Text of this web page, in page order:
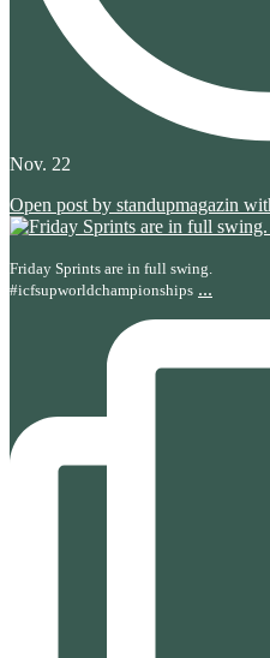
Nov. 22
Open post by standupmagazin
Friday Sprints are in full swing.
#icfsupworldchampionships ...